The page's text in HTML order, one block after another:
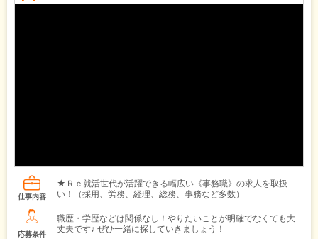
仕事内容
★Ｒｅ就活世代が活躍できる幅広い《事務職》の求人を取扱
い！（採用、労務、経理、総務、事務など多数）
応募条件
職歴・学歴などは関係なし！やりたいことが明確でなくても大
丈夫です♪ ぜひ一緒に探していきましょう！